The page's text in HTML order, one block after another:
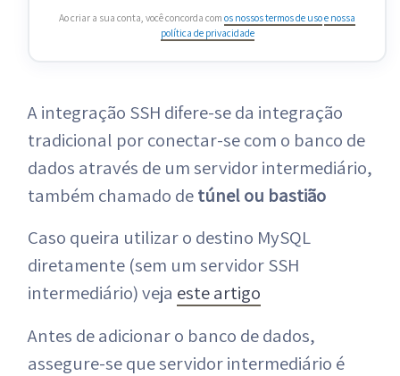
Ao criar a sua conta, você concorda com os nossos termos de usoe nossa
política de privacidade
A integração SSH difere-se da integração
tradicional por conectar-se com o banco de
dados através de um servidor intermediário,
também chamado detúnel ou bastião
Caso queira utilizar o destino MySQL
diretamente (sem um servidor SSH
intermediário) veja este artigo
Antes de adicionar o banco de dados,
assegure-se que servidor intermediário é